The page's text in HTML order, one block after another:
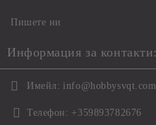
Пишете ни
Информация за контакти:
Имейл: info@hobbysvqt.com
Телефон: +359893782676